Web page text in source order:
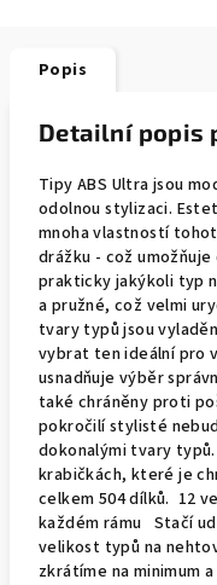
Popis
Detailní popis
Tipy ABS Ultra jsou
odolnou stylizaci.
mnoha vlastností
drážku - což
prakticky jakýkoli typ
a pružné, což velmi
tvary typů jsou
vybrat ten ideální pro
usnadňuje výběr
také chráněny proti
pokročilí stylisté
dokonalými tvary
krabičkách, které je
celkem 504 dílků. 12
každém rámu Stačí
velikost typů na
zkrátíme na minimum